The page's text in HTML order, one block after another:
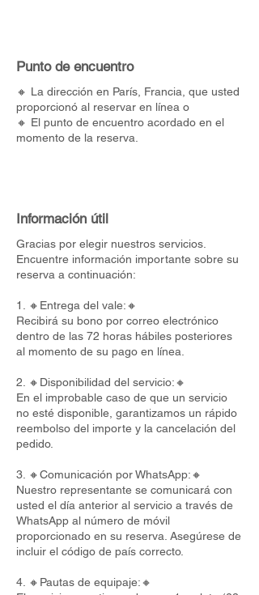
Punto de encuentro
🔸 La dirección en París, Francia, que usted
proporcionó al reservar en línea o
🔸 El punto de encuentro acordado en el
momento de la reserva.
Información útil
Gracias por elegir nuestros servicios.
Encuentre información importante sobre su
reserva a continuación:
1. 🔸Entrega del vale:🔸
Recibirá su bono por correo electrónico
dentro de las 72 horas hábiles posteriores
al momento de su pago en línea.
2. 🔸Disponibilidad del servicio:🔸
En el improbable caso de que un servicio
no esté disponible, garantizamos un rápido
reembolso del importe y la cancelación del
pedido.
3. 🔸Comunicación por WhatsApp:🔸
Nuestro representante se comunicará con
usted el día anterior al servicio a través de
WhatsApp al número de móvil
proporcionado en su reserva. Asegúrese de
incluir el código de país correcto.
4. 🔸Pautas de equipaje:🔸